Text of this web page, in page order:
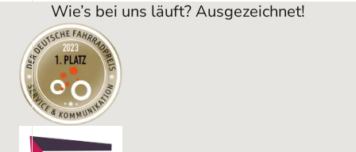
Wie’s bei uns läuft? Ausgezeichnet!